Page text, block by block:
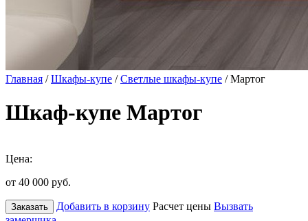
Главная /Шкафы-купе /Светлые шкафы-купе / Мартог
Шкаф-купе Мартог
Цена:
от 40 000 руб.
Заказать Добавить в корзину Расчет цены Вызвать